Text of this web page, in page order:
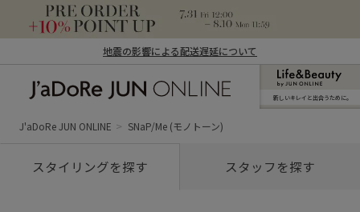
地震の影響による配送遅延について
ン オンライン）
新しいキレイと出合うために。
J'aDoRe JUN ONLINE SNaP/Me (モノトーン)
スタイリングを探す スタッフを探す